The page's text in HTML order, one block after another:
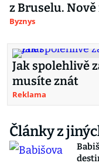
z Bruselu.
Byznys
Jak spolehlivě
musíte znát
Reklama
Články z